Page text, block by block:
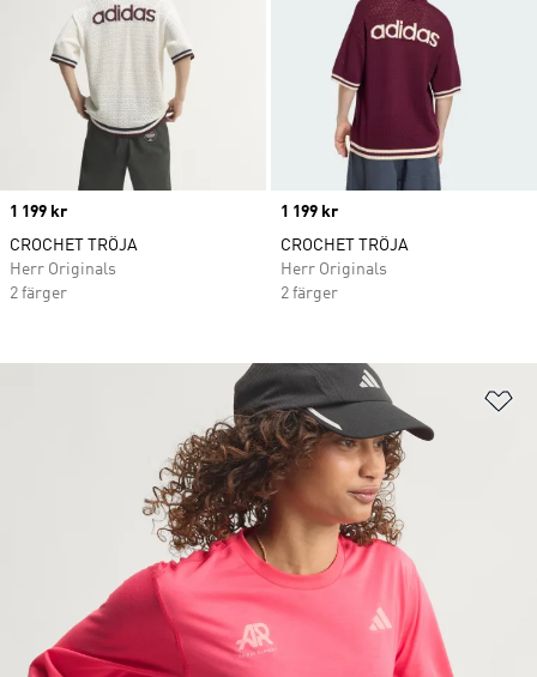
Price
1 199 kr
CROCHET TRÖJA
Herr Originals
2 färger
Price
1 199 kr
CROCHET TRÖJA
Herr Originals
2 färger